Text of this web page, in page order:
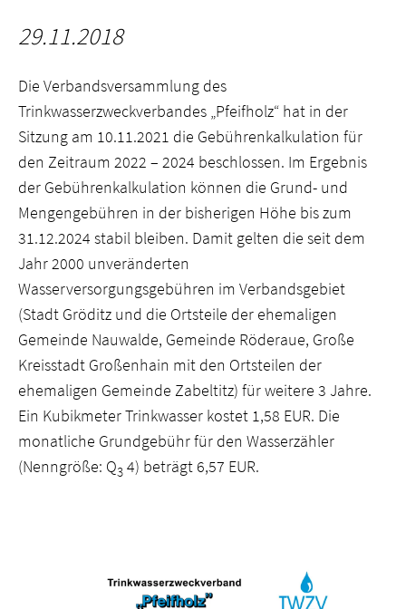
29.11.2018
Die Verbandsversammlung des
Trinkwasserzweckverbandes „Pfeifholz“ hat in der
Sitzung am 10.11.2021 die Gebührenkalkulation für
den Zeitraum 2022 – 2024 beschlossen. Im Ergebnis
der Gebührenkalkulation können die Grund- und
Mengengebühren in der bisherigen Höhe bis zum
31.12.2024 stabil bleiben. Damit gelten die seit dem
Jahr 2000 unveränderten
Wasserversorgungsgebühren im Verbandsgebiet
(Stadt Gröditz und die Ortsteile der ehemaligen
Gemeinde Nauwalde, Gemeinde Röderaue, Große
Kreisstadt Großenhain mit den Ortsteilen der
ehemaligen Gemeinde Zabeltitz) für weitere 3 Jahre.
Ein Kubikmeter Trinkwasser kostet 1,58 EUR. Die
monatliche Grundgebühr für den Wasserzähler
(Nenngröße: Q3 4) beträgt 6,57 EUR.